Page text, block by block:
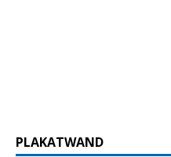
PLAKATWAND